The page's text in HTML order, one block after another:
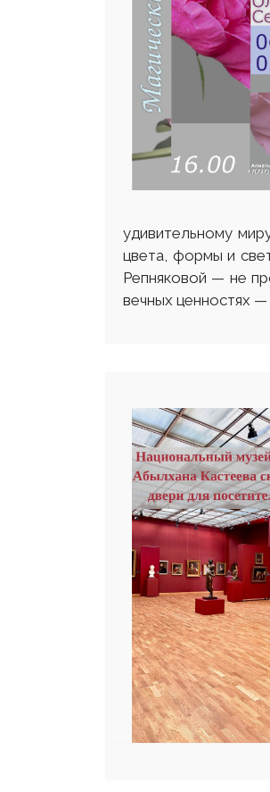
удивительному
цвета, формы и
Репняковой — не
вечных ценностях